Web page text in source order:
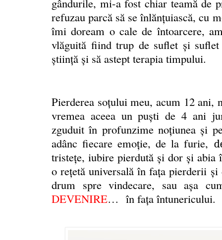
gândurile, mi-a fost chiar teamă de
refuzau parcă să se înlănţuiască, cu
îmi doream o cale de întoarcere,
vlăguită fiind trup de suflet şi
ştiinţă şi să astept terapia timpului.
Pierderea soţului meu, acum 12
vremea aceea un puşti de 4 ani
zguduit în profunzime noţiunea şi
adânc fiecare emoție, de la furie,
tristețe, iubire pierdută și dor şi
o rețetă universală în faţa pierderii
drum spre vindecare, sau aşa
DEVENIRE… în faţa întunericului.